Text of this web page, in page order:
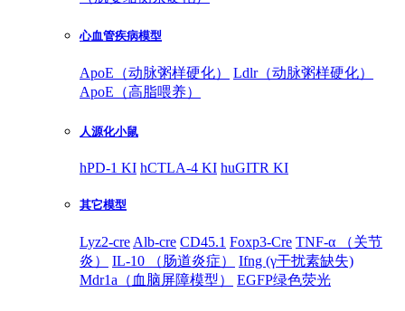
心血管疾病模型
ApoE（动脉粥样硬化）
Ldlr（动脉粥样硬化）
ApoE（高脂喂养）
人源化小鼠
hPD-1 KI hCTLA-4 KI huGITR KI
其它模型
Lyz2-cre Alb-cre CD45.1 Foxp3-Cre TNF-α （关节
炎）
IL-10 （肠道炎症）
Ifng (γ干扰素缺失)
Mdr1a（血脑屏障模型）
EGFP绿色荧光